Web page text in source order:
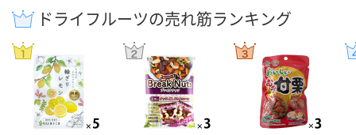
ドライフルーツの売れ筋ランキング